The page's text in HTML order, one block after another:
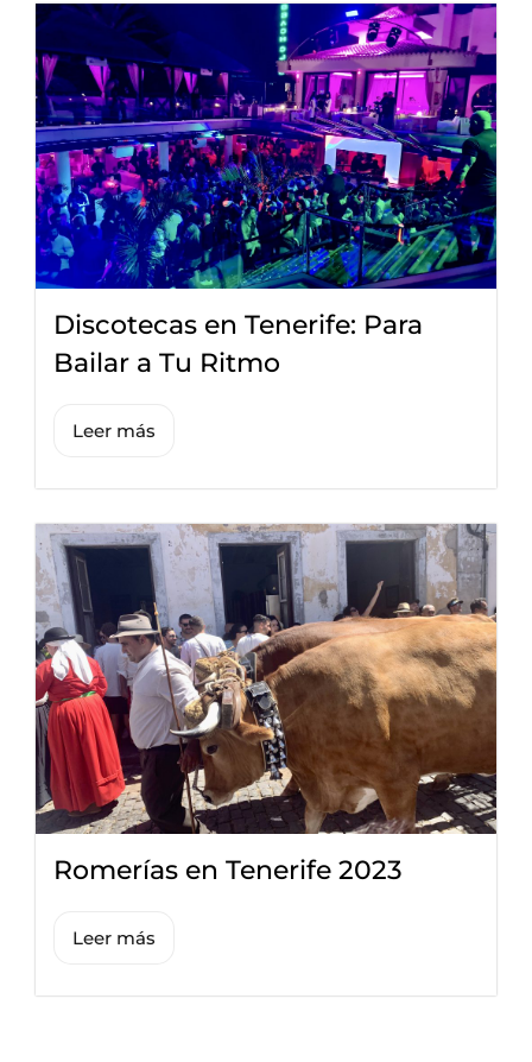
Discotecas en Tenerife: Para
Bailar a Tu Ritmo
Leer más
Romerías en Tenerife 2023
Leer más